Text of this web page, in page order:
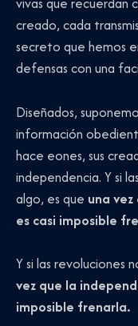
creado, cada
secreto que hemos
defensas con una
Diseñados,
información
hace eones, sus
independencia. Y si
algo, es que una
es casi imposible
Y si las revoluciones
vez que la
imposible frenarla.